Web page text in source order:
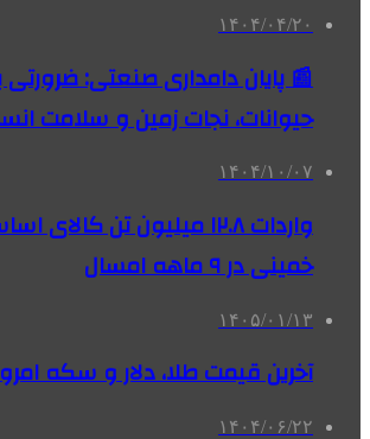
۱۴۰۴/۰۴/۲۰
📰 پایان دامداری صنعتی: ضرورتی
حیوانات، نجات زمین و سلامت
۱۴۰۴/۱۰/۰۷
واردات ۱۲.۸ میلیون تن
خمینی در ۹ ماهه امسال
۱۴۰۵/۰۱/۱۳
آخرین قیمت طلا، دلار و سکه امروز ۱۳
۱۴۰۴/۰۶/۲۲